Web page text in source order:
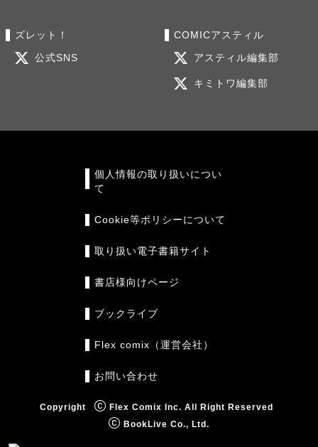
ズレット！
公式SNS
COMICアスティル
アスティル編集部
キミトワ編集部
個人情報の取り扱いについ
て
Cookie等ポリシーについて
取り扱い電子書籍サイト
書店様向けページ
ブックライブ
Flex comix（運営会社）
お問い合わせ
Copyright
Flex Comix Inc. All Right Reserved
BookLive Co., Ltd.